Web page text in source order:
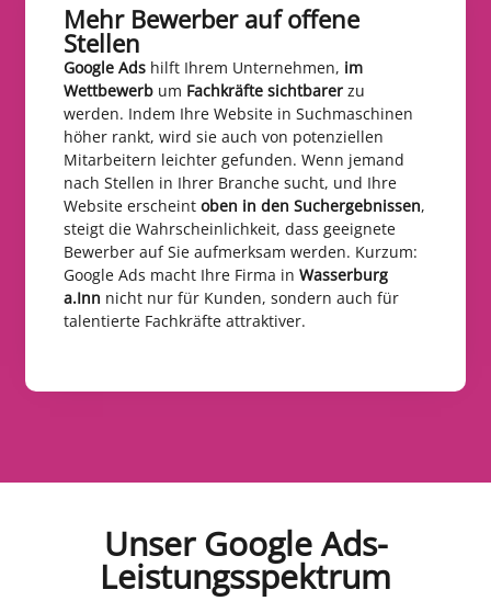
Mehr Bewerber auf offene
Stellen​
Google Ads hilft Ihrem Unternehmen, im
Wettbewerb um Fachkräfte sichtbarer zu
werden. Indem Ihre Website in Suchmaschinen
höher rankt, wird sie auch von potenziellen
Mitarbeitern leichter gefunden. Wenn jemand
nach Stellen in Ihrer Branche sucht, und Ihre
Website erscheint oben in den Suchergebnissen,
steigt die Wahrscheinlichkeit, dass geeignete
Bewerber auf Sie aufmerksam werden. Kurzum:
Google Ads macht Ihre Firma in Wasserburg
a.Inn nicht nur für Kunden, sondern auch für
talentierte Fachkräfte attraktiver.
Unser Google Ads-
Leistungsspektrum